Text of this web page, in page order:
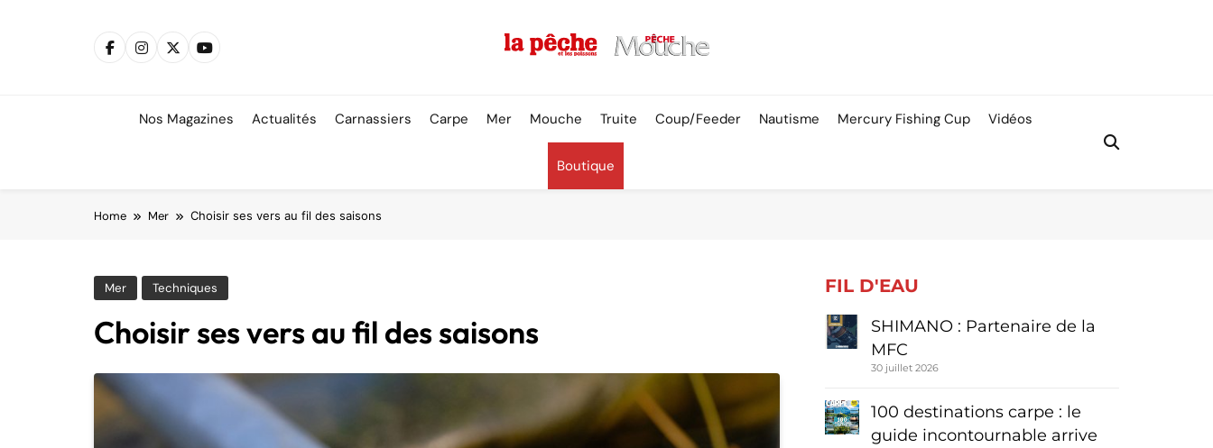
Nos Magazines Actualités Carnassiers Carpe Mer Mouche Truite Coup/Feeder Nautisme Mercury Fishing Cup Vidéos
Boutique
Home Mer Choisir ses vers au fil des saisons
Mer Techniques
Choisir ses vers au fil des saisons
FIL D'EAU
SHIMANO : Partenaire de la
MFC
30 juillet 2026
100 destinations carpe : le
guide incontournable arrive